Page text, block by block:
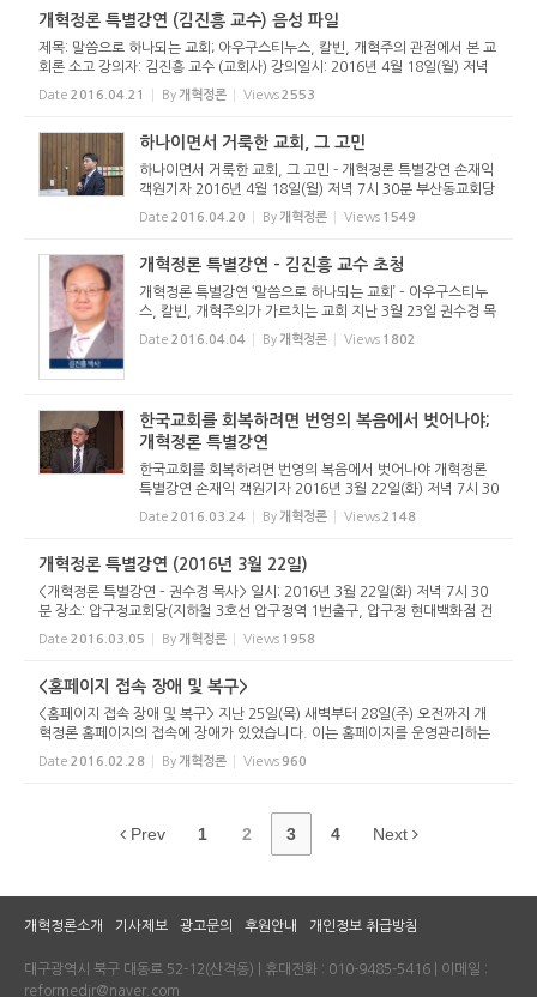
개혁정론 특별강연 (김진흥 교수) 음성 파일
제목: 말씀으로 하나되는 교회; 아우구스티누스, 칼빈, 개혁주의 관점에서 본 교
회론 소고 강의자: 김진흥 교수 (교회사) 강의일시: 2016년 4월 18일(월) 저녁
7시 30분 장소: 부산동교회당
Date 2016.04.21 By 개혁정론 Views2553
하나이면서 거룩한 교회, 그 고민
하나이면서 거룩한 교회, 그 고민 - 개혁정론 특별강연 손재익
객원기자 2016년 4월 18일(월) 저녁 7시 30분 부산동교회당
(현광철 목사 시무)에서는 개혁정론 특별강연이 있었다. 지난
3월 22일 서울에서 특별강연을 개최한 바 있는 개혁정론은 부
Date 2016.04.20 By 개혁정론 Views 1549
개혁정론 특별강연 - 김진흥 교수 초청
개혁정론 특별강연 ‘말씀으로 하나되는 교회’ – 아우구스티누
스, 칼빈, 개혁주의가 가르치는 교회 지난 3월 23일 권수경 목
사를 초청하여 서울에서 특별강연을 가진 바 있는 개혁정론이
이번에는 부산에서 아래와 같이 특별강연을 가집니다. - 아 래
Date 2016.04.04 By 개혁정론 Views 1802
한국교회를 회복하려면 번영의 복음에서 벗어나야;
개혁정론 특별강연
한국교회를 회복하려면 번영의 복음에서 벗어나야 개혁정론
특별강연 손재익 객원기자 2016년 3월 22일(화) 저녁 7시 30
분 압구정교회당(노은환 목사 시무)에서는 개혁정론 특별강연
이 있었다. 개혁정론은 그동안 매년 2월과 8월에 각각 포럼을
Date 2016.03.24 By 개혁정론 Views2148
개혁정론 특별강연 (2016년 3월 22일)
<개혁정론 특별강연 – 권수경 목사> 일시: 2016년 3월 22일(화) 저녁 7시 30
분 장소: 압구정교회당(지하철 3호선 압구정역 1번출구, 압구정 현대백화점 건
너편) (노은환 목사 시무 / 서울시 강남구 압구정로 29길 17 / 전화: 02-540-4
400) 제목: 가시떨기에서...
Date 2016.03.05 By 개혁정론 Views 1958
<홈페이지 접속 장애 및 복구>
<홈페이지 접속 장애 및 복구> 지난 25일(목) 새벽부터 28일(주) 오전까지 개
혁정론 홈페이지의 접속에 장애가 있었습니다. 이는 홈페이지를 운영관리하는
업체의 클라우드 서버 네트워크 장애로 인한 것이었는데, 복구에 상당한 시간이
걸렸습니다. 저희 홈페...
Date 2016.02.28 By 개혁정론 Views 960
Prev 1 2 3 4 Next
개혁정론소개 기사제보 광고문의 후원안내 개인정보 취급방침
대구광역시 북구 대동로 52-12(산격동) | 휴대전화 : 010-9485-5416 | 이메일 :
reformedjr@naver.com